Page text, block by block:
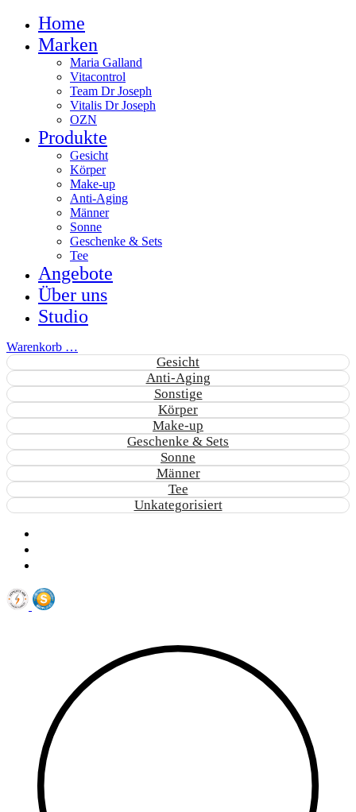
Home
Marken
Maria Galland
Vitacontrol
Team Dr Joseph
Vitalis Dr Joseph
OZN
Produkte
Gesicht
Körper
Make-up
Anti-Aging
Männer
Sonne
Geschenke & Sets
Tee
Angebote
Über uns
Studio
Warenkorb …
Gesicht
Anti-Aging
Sonstige
Körper
Make-up
Geschenke & Sets
Sonne
Männer
Tee
Unkategorisiert